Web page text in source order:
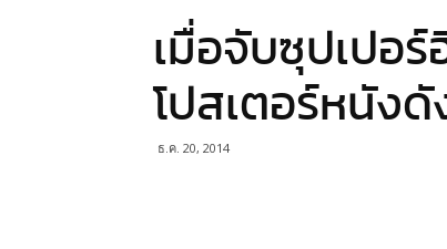
เมื่อจับซุปเปอ
โปสเตอร์หนัง
ธ.ค. 20, 2014